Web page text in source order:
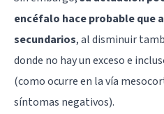
encéfalo hace probable que
secundarios, al disminuir
donde no hay un exceso e
(como ocurre en la vía
síntomas negativos).